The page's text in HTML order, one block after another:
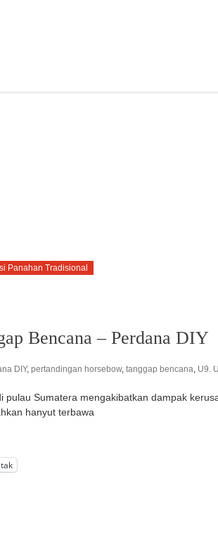
Panahan Tradisional
Bencana – Perdana DIY
DIY, pertandingan horsebow, tanggap bencana, U9.
Sumatera mengakibatkan dampak
hanyut terbawa